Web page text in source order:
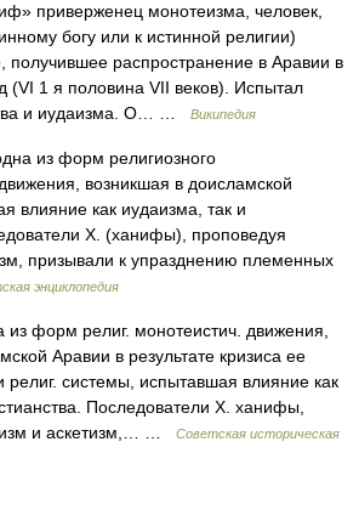
приверженец монотеизма, человек,
богу или к истинной религии)
получившее распространение в Аравии в
(VI 1 я половина VII веков). Испытал
и иудаизма. О… …
Википедия
форм религиозного
возникшая в доисламской
влияние как иудаизма, так и
Х. (ханифы), проповедуя
призывали к упразднению племенных
энциклопедия
форм религ. монотеистич. движения,
Аравии в результате кризиса ее
религ. системы, испытавшая влияние как
Последователи X. ханифы,
и аскетизм,… …
Советская историческая